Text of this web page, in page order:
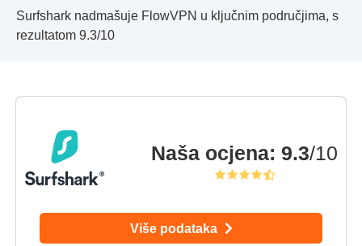
Surfshark nadmašuje FlowVPN u ključnim područjima, s
rezultatom 9.3/10
Naša ocjena: 9.3/10
Više podataka